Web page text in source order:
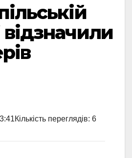
відзначили
Кількість переглядів: 6